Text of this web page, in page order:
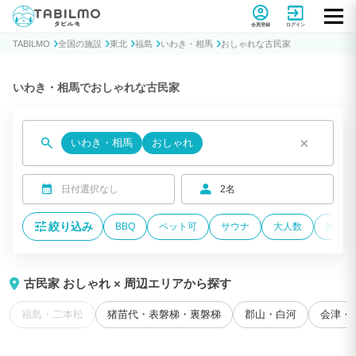
貸別荘コテージ・一棟貸し宿泊予約サイトTABILMO(タビルモ)
会員登録 ログイン
TABILMO 全国の施設 東北 福島 いわき・相馬 おしゃれな古民家
いわき・相馬でおしゃれな古民家
いわき・相馬 おしゃれ ×
日付選択なし 2名
絞り込み BBQ ペット可 サウナ 大人数 海が
古民家 おしゃれ × 周辺エリアから探す
福島・二本松 猪苗代・表磐梯・裏磐梯 郡山・白河 会津・